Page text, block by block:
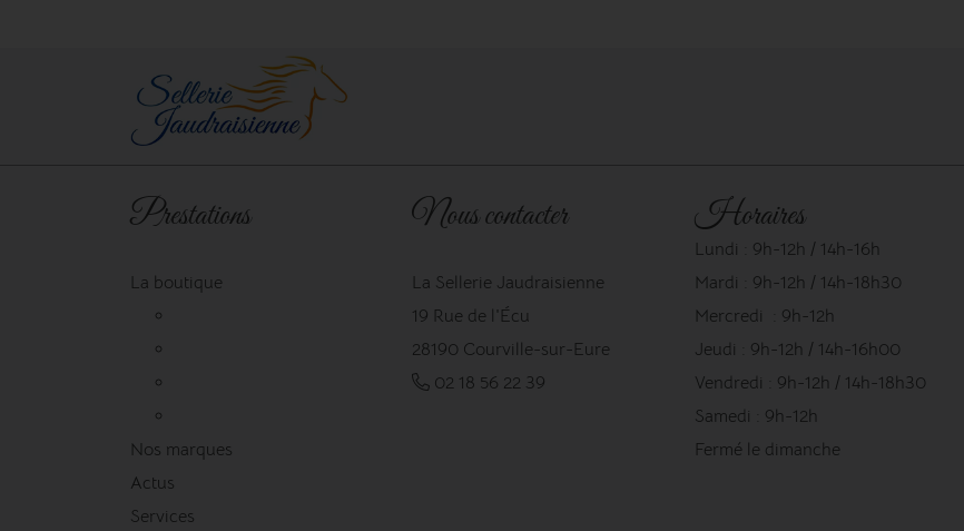
Prestations
La boutique
Nos marques
Actus
Services
Nous contacter
La Sellerie Jaudraisienne
19 Rue de l'Écu
28190 Courville-sur-Eure
02 18 56 22 39
Horaires
Lundi : 9h-12h / 14h-16h
Mardi : 9h-12h / 14h-18h30
Mercredi : 9h-12h
Jeudi : 9h-12h / 14h-16h00
Vendredi : 9h-12h / 14h-18h30
Samedi : 9h-12h
Fermé le dimanche